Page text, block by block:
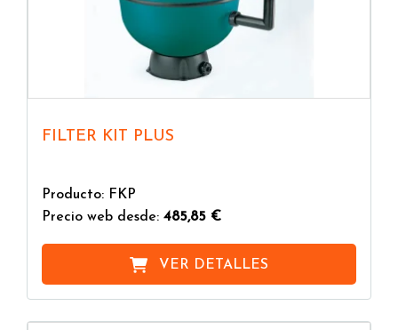
FILTER KIT PLUS
Producto: FKP
Precio web desde: 485,85 €
VER DETALLES